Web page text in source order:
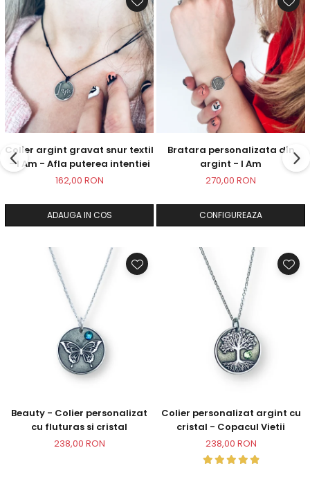
Colier argint gravat snur textil
- I Am - Afla puterea intentiei
162,00 RON
ADAUGA IN COS
Bratara personalizata din
argint - I Am
270,00 RON
CONFIGUREAZA
Beauty - Colier personalizat
cu fluturas si cristal
238,00 RON
Colier personalizat argint cu
cristal - Copacul Vietii
238,00 RON